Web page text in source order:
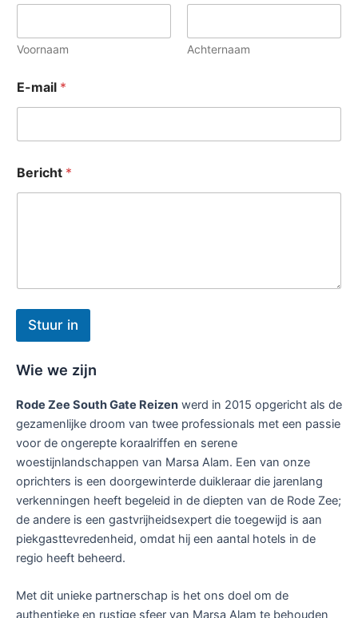
Voornaam Achternaam
B
e
i
h
t
E
E-mail *
Bericht *
Stuur in
Wie we zijn
Rode Zee South Gate Reizen werd in 2015 opgericht als de
gezamenlijke droom van twee professionals met een passie
voor de ongerepte koraalriffen en serene
woestijnlandschappen van Marsa Alam. Een van onze
oprichters is een doorgewinterde duikleraar die jarenlang
verkenningen heeft begeleid in de diepten van de Rode Zee;
de andere is een gastvrijheidsexpert die toegewijd is aan
piekgasttevredenheid, omdat hij een aantal hotels in de
regio heeft beheerd.
Met dit unieke partnerschap is het ons doel om de
authentieke en rustige sfeer van Marsa Alam te behouden